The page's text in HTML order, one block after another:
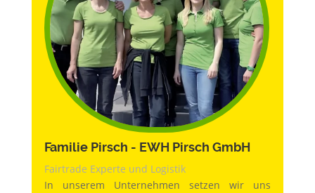
Familie Pirsch - EWH Pirsch GmbH
Fairtrade Experte und Logistik
In unserem Unternehmen setzen wir uns